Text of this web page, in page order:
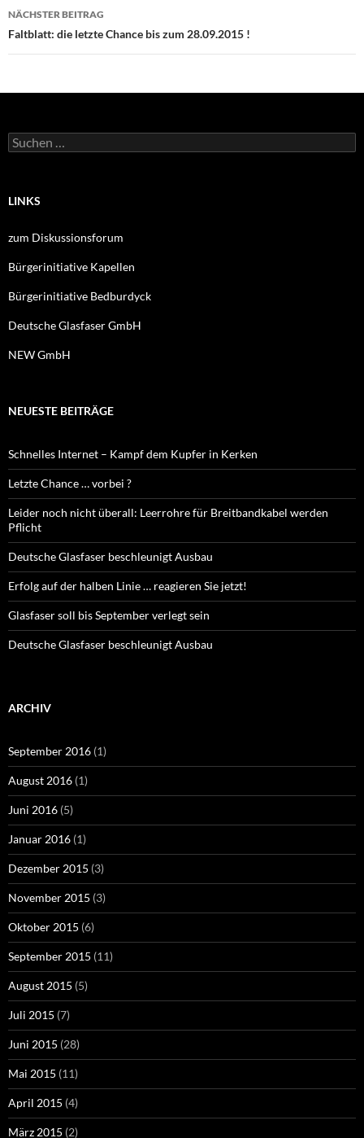
NÄCHSTER BEITRAG
Faltblatt: die letzte Chance bis zum 28.09.2015 !
Suche
nach:
LINKS
zum Diskussionsforum
Bürgerinitiative Kapellen
Bürgerinitiative Bedburdyck
Deutsche Glasfaser GmbH
NEW GmbH
NEUESTE BEITRÄGE
Schnelles Internet – Kampf dem Kupfer in Kerken
Letzte Chance … vorbei ?
Leider noch nicht überall: Leerrohre für Breitbandkabel werden
Pflicht
Deutsche Glasfaser beschleunigt Ausbau
Erfolg auf der halben Linie … reagieren Sie jetzt!
Glasfaser soll bis September verlegt sein
Deutsche Glasfaser beschleunigt Ausbau
ARCHIV
September 2016 (1)
August 2016 (1)
Juni 2016 (5)
Januar 2016 (1)
Dezember 2015 (3)
November 2015 (3)
Oktober 2015 (6)
September 2015 (11)
August 2015 (5)
Juli 2015 (7)
Juni 2015 (28)
Mai 2015 (11)
April 2015 (4)
März 2015 (2)